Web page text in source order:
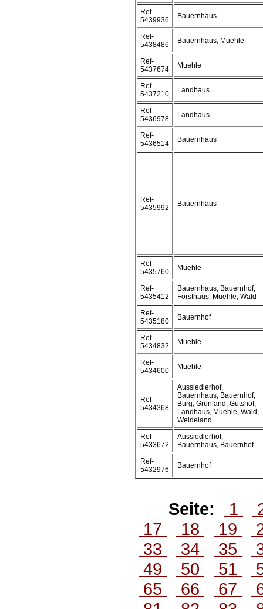
Ref-
5439936
Bauernhaus
Ref-
5438486
Bauernhaus, Muehle
Ref-
5437674
Muehle
Ref-
5437210
Landhaus
Ref-
5436978
Landhaus
Ref-
5436514
Bauernhaus
Ref-
5435992
Bauernhaus
Ref-
5435760
Muehle
Ref-
5435412
Bauernhaus, Bauernhof,
Forsthaus, Muehle, Wald
Ref-
5435180
Bauernhof
Ref-
5434832
Muehle
Ref-
5434600
Muehle
Ref-
5434368
Aussiedlerhof,
Bauernhaus, Bauernhof,
Burg, Grünland, Gutshof,
Landhaus, Muehle, Wald,
Weideland
Ref-
5433672
Aussiedlerhof,
Bauernhaus, Bauernhof
Ref-
5432976
Bauernhof
Seite: 1
17
18 19
33
34 35
49
50 51
65
66 67